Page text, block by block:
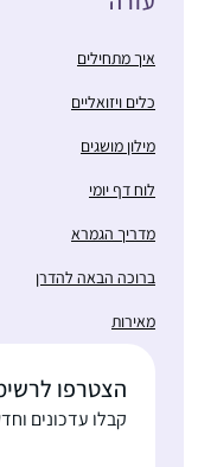
איך מתחילים
כלים ויזואליים
מילון מושגים
לוח דף יומי
מדריך הגמרא
ברוכה הבאה להדרן
מאירות
הצטרפו
קבלו עדכונים